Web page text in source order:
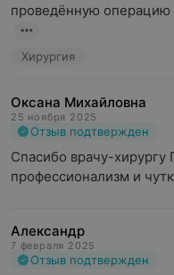
проведённую
Хирургия
Оксана Михайловна
25 ноября 2025
Отзыв подтвержден
Спасибо врачу-хирургу
профессионализм и
Александр
7 февраля 2025
Отзыв подтвержден